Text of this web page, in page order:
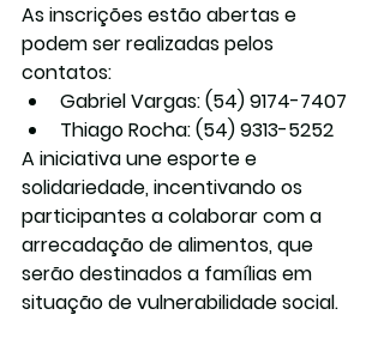
As inscrições estão abertas e
podem ser realizadas pelos
contatos:
Gabriel Vargas: (54) 9174-7407
Thiago Rocha: (54) 9313-5252
A iniciativa une esporte e
solidariedade, incentivando os
participantes a colaborar com a
arrecadação de alimentos, que
serão destinados a famílias em
situação de vulnerabilidade social.